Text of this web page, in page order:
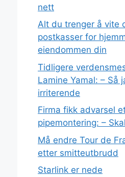
nett
Alt du trenger å vite
postkasser for
eiendommen din
Tidligere
Lamine Yamal: – Så
irriterende
Firma fikk advarsel
pipemontering: –
Må endre Tour de
etter smitteutbrudd
Starlink er nede